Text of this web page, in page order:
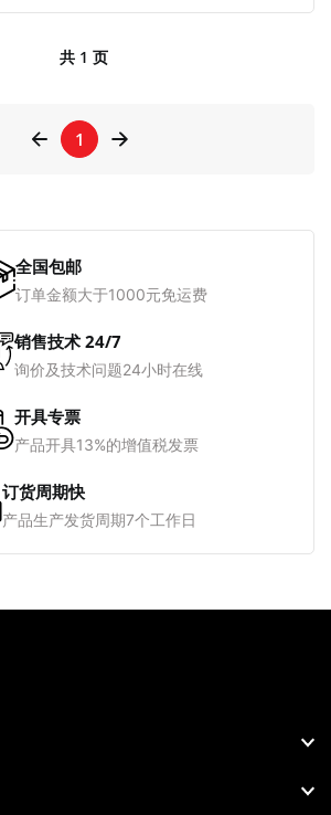
共 1 页
page left arrow
1
全国包邮
订单金额大于1000元免运费
销售技术 24/7
询价及技术问题24小时在线
开具专票
产品开具13%的增值税发票
订货周期快
产品生产发货周期7个工作日